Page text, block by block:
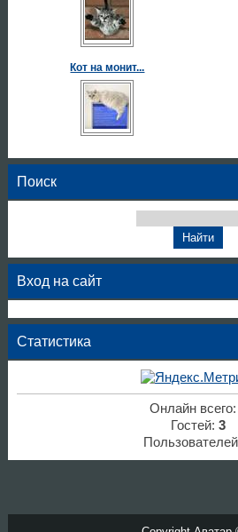
Кот на монит...
Поиск
Вход на сайт
Статистика
Онлайн всего:
Гостей: 3